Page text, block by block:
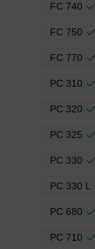
FC 740
FC 750
FC 770
PC 310
PC 320
PC 325
PC 330
PC 330 L
PC 680
PC 710